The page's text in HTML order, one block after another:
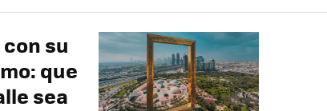
su
que
sea